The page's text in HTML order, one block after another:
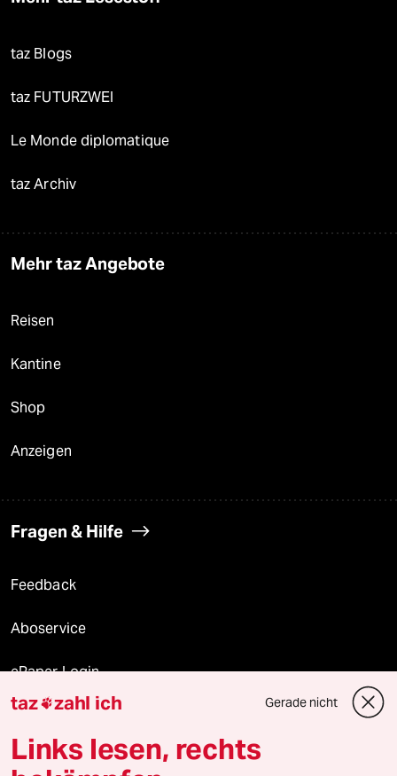
taz Blogs
taz FUTURZWEI
Le Monde diplomatique
taz Archiv
Mehr taz Angebote
Reisen
Kantine
Shop
Anzeigen
Fragen & Hilfe
Feedback
Aboservice
ePaper Login
Downloads für Abonnierende
taz zahl ich Gerade nicht
Links lesen, rechts